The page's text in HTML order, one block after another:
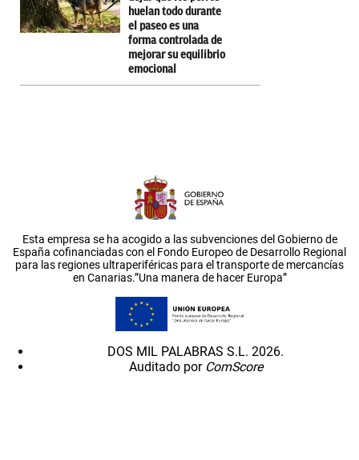
huelan todo durante
el paseo es una
forma controlada de
mejorar su equilibrio
emocional
Esta empresa se ha acogido a las subvenciones del Gobierno de
España cofinanciadas con el Fondo Europeo de Desarrollo Regional
para las regiones ultraperiféricas para el transporte de mercancías
en Canarias.”Una manera de hacer Europa”
DOS MIL PALABRAS S.L. 2026.
Auditado por ComScore